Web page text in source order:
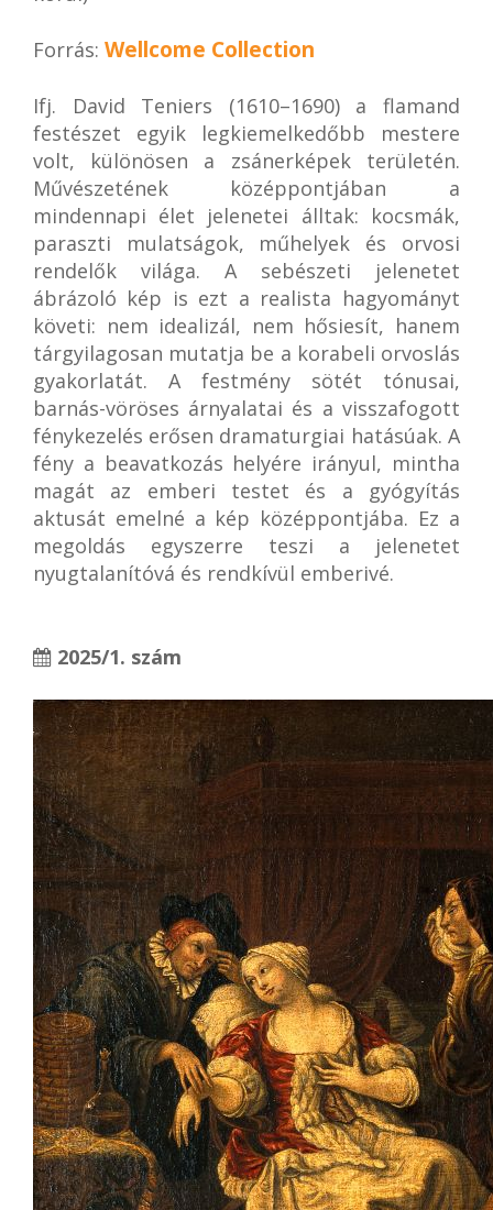
Forrás: Wellcome Collection
Ifj. David Teniers (1610–1690) a flamand
festészet egyik legkiemelkedőbb mestere
volt, különösen a zsánerképek területén.
Művészetének középpontjában a
mindennapi élet jelenetei álltak: kocsmák,
paraszti mulatságok, műhelyek és orvosi
rendelők világa. A sebészeti jelenetet
ábrázoló kép is ezt a realista hagyományt
követi: nem idealizál, nem hősiesít, hanem
tárgyilagosan mutatja be a korabeli orvoslás
gyakorlatát. A festmény sötét tónusai,
barnás-vöröses árnyalatai és a visszafogott
fénykezelés erősen dramaturgiai hatásúak. A
fény a beavatkozás helyére irányul, mintha
magát az emberi testet és a gyógyítás
aktusát emelné a kép középpontjába. Ez a
megoldás egyszerre teszi a jelenetet
nyugtalanítóvá és rendkívül emberivé.
2025/1. szám